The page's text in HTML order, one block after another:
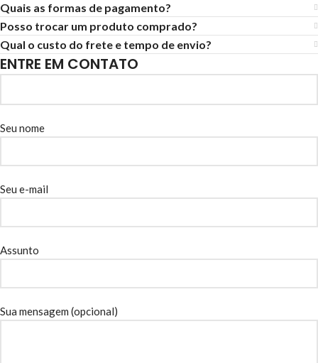
Quais as formas de pagamento?
Posso trocar um produto comprado?
Qual o custo do frete e tempo de envio?
ENTRE EM CONTATO
Seu nome
Seu e-mail
Assunto
Sua mensagem (opcional)